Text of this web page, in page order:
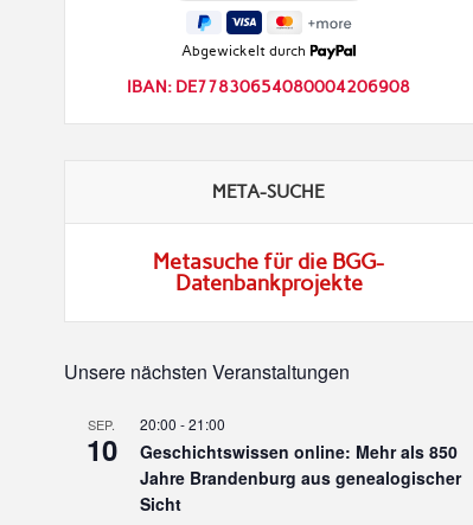
Abgewickelt durch
IBAN: DE77830654080004206908
META-SUCHE
Metasuche für die BGG-
Datenbankprojekte
Unsere nächsten Veranstaltungen
SEP.
10
20:00 -21:00
Geschichtswissen online: Mehr als 850
Jahre Brandenburg aus genealogischer
Sicht